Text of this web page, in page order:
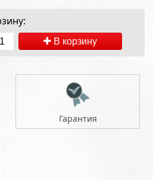
В корзину
Гарантия